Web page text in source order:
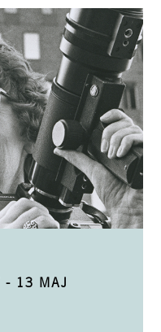
- 13 MAJ